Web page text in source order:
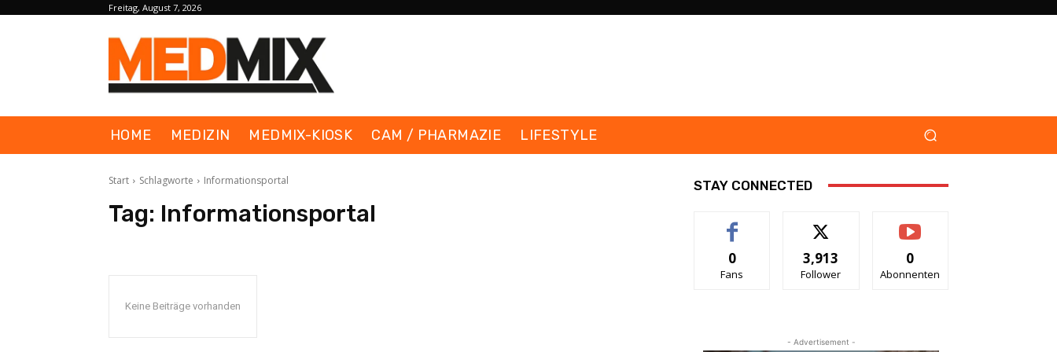
Freitag, August 7, 2026
HOME MEDIZIN MEDMIX-KIOSK CAM / PHARMAZIE LIFESTYLE
Start Schlagworte Informationsportal
Tag: Informationsportal
Keine Beiträge vorhanden
STAY CONNECTED
0
Fans
3,913
Follower
0
Abonnenten
- Advertisement -